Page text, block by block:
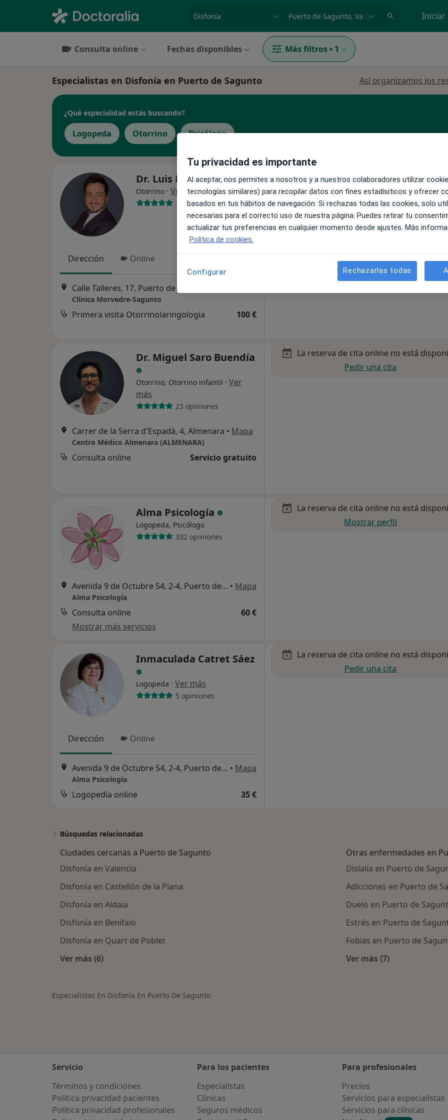
especialidad, enfermedad o nombre Iniciar
Consulta online Fechas disponibles Más filtros • 1
Especialistas en Disfonía en Puerto de Sagunto Así organizamos los
¿Qué especialidad estás buscando?
Logopeda Otorrino Psicólogo
Dr. Luis Lemus
Otorrino · Ver más
153 opiniones
Dirección Online
Calle Talleres, 17, Puerto de Sagunto
Clínica Morvedre-Sagunto
Primera visita Otorrinolaringología 100 €
La reserva de cita online no está
Pedir una cita
Dr. Miguel Saro Buendía
Otorrino, Otorrino infantil · Ver
más
23 opiniones
Carrer de la Serra d'Espadà, 4, Almenara • Mapa
Centro Médico Almenara (ALMENARA)
Consulta online Servicio gratuito
La reserva de cita online no está
Pedir una cita
Alma Psicología
Logopeda, Psicólogo
332 opiniones
Avenida 9 de Octubre 54, 2-4, Puerto de Sagunto • Mapa
Alma Psicología
Consulta online
60 €
Mostrar más servicios
La reserva de cita online no está
Mostrar perfil
Inmaculada Catret Sáez
Logopeda · Ver más
5 opiniones
Dirección Online
Avenida 9 de Octubre 54, 2-4, Puerto de Sagunto • Mapa
Alma Psicología
Logopedia online 35 €
La reserva de cita online no está
Pedir una cita
Búsquedas relacionadas
Ciudades cercanas a Puerto de Sagunto
Disfonía en Valencia
Disfonía en Castellón de la Plana
Disfonía en Aldaia
Disfonía en Benifaio
Disfonía en Quart de Poblet
Ver más (6)
Otras enfermedades en
Dislalia en Puerto de
Adicciones en Puerto de
Duelo en Puerto de
Estrés en Puerto de
Fobias en Puerto de
Ver más (7)
Especialistas En Disfonía En Puerto De Sagunto
Servicio
Términos y condiciones
Política privacidad pacientes
Política privacidad profesionales
Para los pacientes
Especialistas
Clínicas
Seguros médicos
Para profesionales
Precios
Servicios para especialistas
Servicios para clínicas
Tu privacidad es importante
Al aceptar, nos permites a nosotros y a nuestros colaboradores utilizar
tecnologías similares) para recopilar datos con fines estadísiticos y ofrecer
basados en tus hábitos de navegación. Si rechazas todas las cookies, solo
necesarias para el correcto uso de nuestra página. Puedes retirar tu
actualizar tus preferencias en cualquier momento desde ajustes. Más
Política de cookies.
Configurar Rechazarlas todas